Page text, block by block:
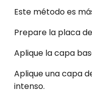
Este método es
Prepare la placa
Aplique la capa
Aplique una capa
intenso.